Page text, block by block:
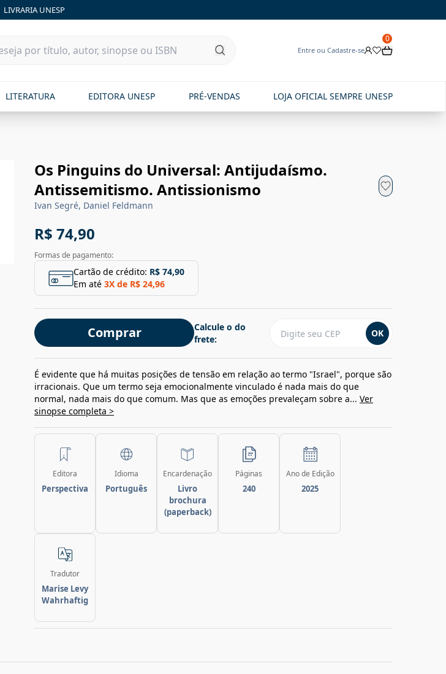
LIVRARIA UNESP
Entre ou Cadastre-se
0
LITERATURA EDITORA UNESP PRÉ-VENDAS LOJA OFICIAL SEMPRE UNESP
Os Pinguins do Universal: Antijudaísmo.
Antissemitismo. Antissionismo
Ivan Segré, Daniel Feldmann
R$ 74,90
Formas de pagamento:
Cartão de crédito: R$ 74,90
Em até 3X de R$ 24,96
Comprar
Calcule o do
frete:
OK
É evidente que há muitas posições de tensão em relação ao termo "Israel", porque são
irracionais. Que um termo seja emocionalmente vinculado é nada mais do que
normal, nada mais do que comum. Mas que as emoções prevaleçam sobre a... Ver
sinopse completa >
Editora
Perspectiva
Idioma
Português
Encardenação
Livro
brochura
(paperback)
Páginas
240
Ano de Edição
2025
Tradutor
Marise Levy
Wahrhaftig